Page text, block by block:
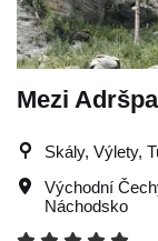
Mezi
Skály, Výlety,
Východní
Náchodsko